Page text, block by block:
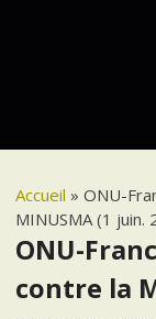
Accueil »ONU-
MINUSMA (1 juin.
ONU-
contre la